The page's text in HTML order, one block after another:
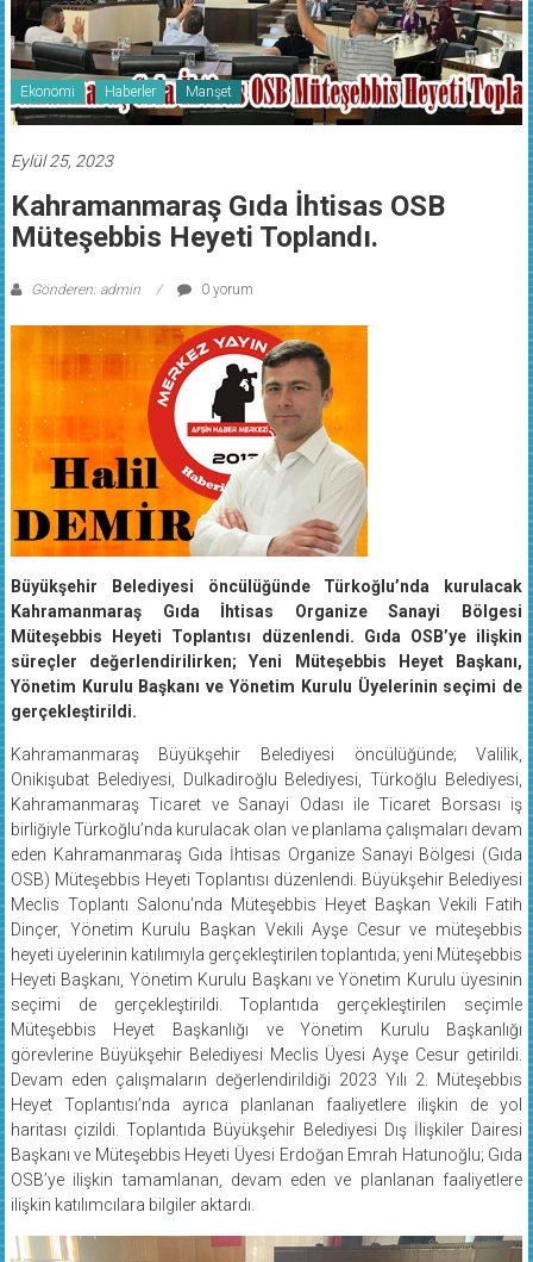
Ekonomi Haberler Manşet
Eylül 25, 2023
Kahramanmaraş Gıda İhtisas OSB
Müteşebbis Heyeti Toplandı.
Gönderen: admin 0 yorum
Büyükşehir Belediyesi öncülüğünde Türkoğlu’nda kurulacak
Kahramanmaraş Gıda İhtisas Organize Sanayi Bölgesi
Müteşebbis Heyeti Toplantısı düzenlendi. Gıda OSB’ye ilişkin
süreçler değerlendirilirken; Yeni Müteşebbis Heyet Başkanı,
Yönetim Kurulu Başkanı ve Yönetim Kurulu Üyelerinin seçimi de
gerçekleştirildi.
Kahramanmaraş Büyükşehir Belediyesi öncülüğünde; Valilik,
Onikişubat Belediyesi, Dulkadiroğlu Belediyesi, Türkoğlu Belediyesi,
Kahramanmaraş Ticaret ve Sanayi Odası ile Ticaret Borsası iş
birliğiyle Türkoğlu’nda kurulacak olan ve planlama çalışmaları devam
eden Kahramanmaraş Gıda İhtisas Organize Sanayi Bölgesi (Gıda
OSB) Müteşebbis Heyeti Toplantısı düzenlendi. Büyükşehir Belediyesi
Meclis Toplantı Salonu’nda Müteşebbis Heyet Başkan Vekili Fatih
Dinçer, Yönetim Kurulu Başkan Vekili Ayşe Cesur ve müteşebbis
heyeti üyelerinin katılımıyla gerçekleştirilen toplantıda; yeni Müteşebbis
Heyeti Başkanı, Yönetim Kurulu Başkanı ve Yönetim Kurulu üyesinin
seçimi de gerçekleştirildi. Toplantıda gerçekleştirilen seçimle
Müteşebbis Heyet Başkanlığı ve Yönetim Kurulu Başkanlığı
görevlerine Büyükşehir Belediyesi Meclis Üyesi Ayşe Cesur getirildi.
Devam eden çalışmaların değerlendirildiği 2023 Yılı 2. Müteşebbis
Heyet Toplantısı’nda ayrıca planlanan faaliyetlere ilişkin de yol
haritası çizildi. Toplantıda Büyükşehir Belediyesi Dış İlişkiler Dairesi
Başkanı ve Müteşebbis Heyeti Üyesi Erdoğan Emrah Hatunoğlu; Gıda
OSB’ye ilişkin tamamlanan, devam eden ve planlanan faaliyetlere
ilişkin katılımcılara bilgiler aktardı.